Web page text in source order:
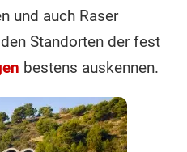
und auch Raser
Standorten der fest
bestens auskennen.